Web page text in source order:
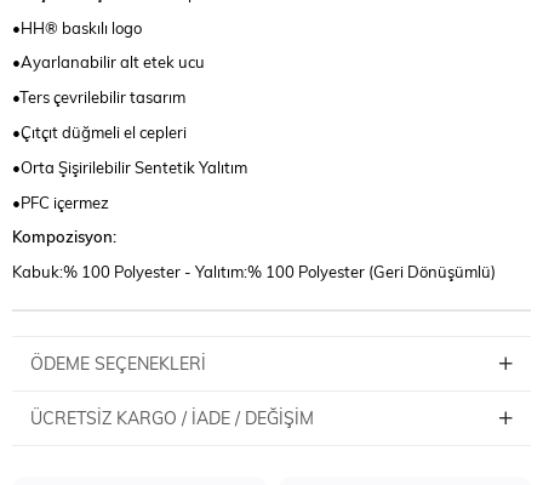
•HH® baskılı logo
•Ayarlanabilir alt etek ucu
•Ters çevrilebilir tasarım
•Çıtçıt düğmeli el cepleri
•Orta Şişirilebilir Sentetik Yalıtım
•PFC içermez
Kompozisyon:
Kabuk:% 100 Polyester - Yalıtım:% 100 Polyester (Geri Dönüşümlü)
ÖDEME SEÇENEKLERI
ÜCRETSIZ KARGO / İADE / DEĞIŞIM